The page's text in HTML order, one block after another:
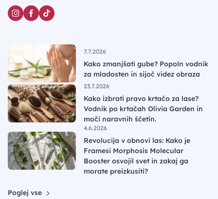
7.7.2026
Kako zmanjšati gube? Popoln vodnik
za mladosten in sijoč videz obraza
23.7.2026
Kako izbrati pravo krtačo za lase?
Vodnik po krtačah Olivia Garden in
moči naravnih ščetin.
4.6.2026
Revolucija v obnovi las: Kako je
Framesi Morphosis Molecular
Booster osvojil svet in zakaj ga
morate preizkusiti?
Poglej vse